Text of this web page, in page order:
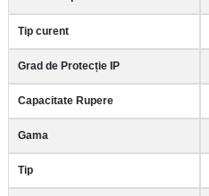
Tip curent
Grad de Protecție IP
Capacitate Rupere
Gama
Tip